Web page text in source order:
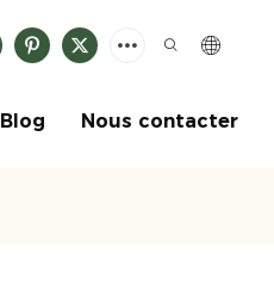
Blog Nous contacter